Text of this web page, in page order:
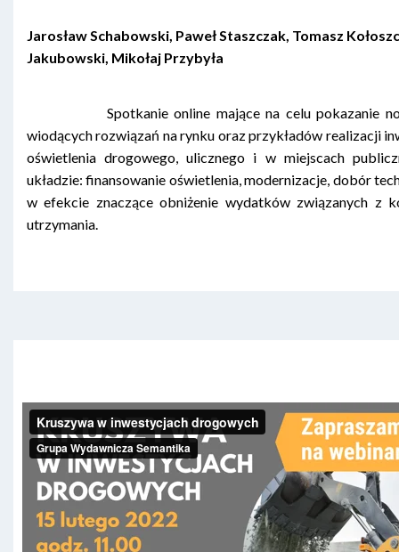
Jarosław Schabowski, Paweł Staszczak, Tomasz
Jakubowski, Mikołaj Przybyła
Spotkanie online mające na celu pokazanie
wiodących rozwiązań na rynku oraz przykładów realizacji
oświetlenia drogowego, ulicznego i w miejscach
układzie: finansowanie oświetlenia, modernizacje, dobór
w efekcie znaczące obniżenie wydatków związanych z
utrzymania.